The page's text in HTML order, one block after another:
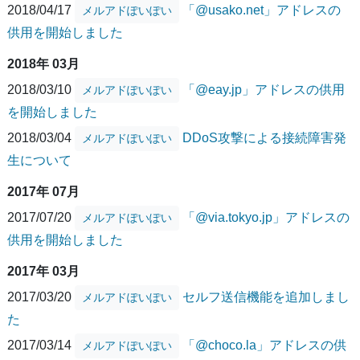
2018/04/17 メルアドぽいぽい
「@usako.net」アドレスの
供用を開始しました
2018年 03月
2018/03/10
メルアドぽいぽい
「@eay.jp」アドレスの供用
を開始しました
2018/03/04
メルアドぽいぽい
DDoS攻撃による接続障害発
生について
2017年 07月
2017/07/20
メルアドぽいぽい
「@via.tokyo.jp」アドレスの
供用を開始しました
2017年 03月
2017/03/20
メルアドぽいぽい
セルフ送信機能を追加しまし
た
2017/03/14
メルアドぽいぽい
「@choco.la」アドレスの供